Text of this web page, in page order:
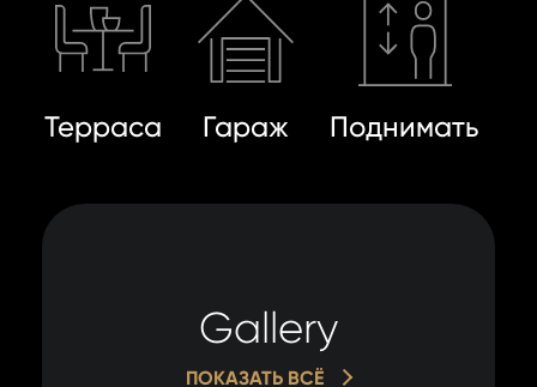
Терраса Гараж Поднимать
Gallery
ПОКАЗАТЬ ВСЁ